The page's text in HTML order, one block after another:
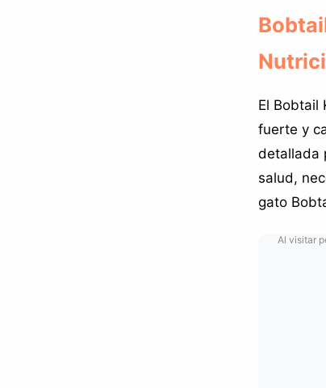
El Bobtail
fuerte y
detallada
salud,
gato
Al visitar